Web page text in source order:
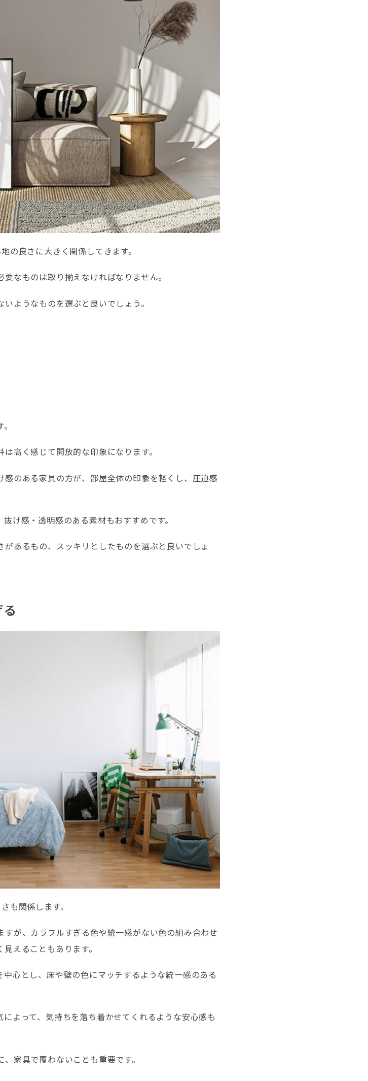
の良さに大きく関係してきます。
なものは取り揃えなければなりません。
ようなものを選ぶと良いでしょう。
高く感じて開放的な印象になります。
のある家具の方が、部屋全体の印象を軽くし、圧迫感
け感・透明感のある素材もおすすめです。
あるもの、スッキリとしたものを選ぶと良いでしょ
も関係します。
が、カラフルすぎる色や統一感がない色の組み合わせ
えることもあります。
心とし、床や壁の色にマッチするような統一感のある
よって、気持ちを落ち着かせてくれるような安心感も
家具で覆わないことも重要です。